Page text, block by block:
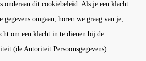
onderaan dit cookiebeleid. Als je een klacht
gegevens omgaan, horen we graag van je,
om een klacht in te dienen bij de
(de Autoriteit Persoonsgegevens).